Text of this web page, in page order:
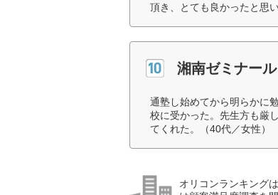
頂き、とても良かったと思
湘南ゼミナール
通塾し始めてから明らかに
校に受かった。先生方も厳
てくれた。（40代／女性）
オリコンランキング